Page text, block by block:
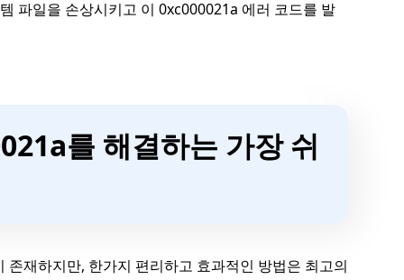
파일을 손상시키고 이 0xc000021a 에러 코드를 발
를 해결하는 가장 쉬
재하지만, 한가지 편리하고 효과적인 방법은 최고의